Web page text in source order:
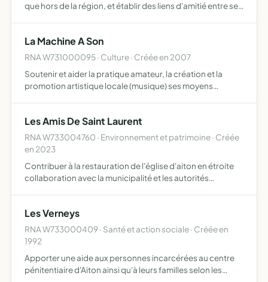
que hors de la région, et établir des liens d'amitié entre ses
La Machine A Son
RNA W731000095 · Culture · Créée en 2007
Soutenir et aider la pratique amateur, la création et la
promotion artistique locale (musique) ses moyens
Les Amis De Saint Laurent
RNA W733004760 · Environnement et patrimoine · Créée
en 2023
Contribuer à la restauration de l'église d'aiton en étroite
collaboration avec la municipalité et les autorités
Les Verneys
RNA W733000409 · Santé et action sociale · Créée en
1992
Apporter une aide aux personnes incarcérées au centre
pénitentiaire d'Aiton ainsi qu'à leurs familles selon les